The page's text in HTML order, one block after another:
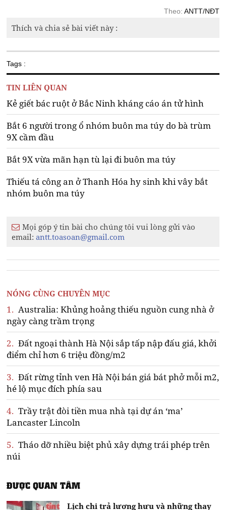
Theo: ANTT/NĐT
Thích và chia sẻ bài viết này :
Tags :
TIN LIÊN QUAN
Kẻ giết bác ruột ở Bắc Ninh kháng cáo án tử hình
Bắt 6 người trong ổ nhóm buôn ma túy do bà trùm
9X cầm đầu
Bắt 9X vừa mãn hạn tù lại đi buôn ma túy
Thiếu tá công an ở Thanh Hóa hy sinh khi vây bắt
nhóm buôn ma túy
Mọi góp ý tin bài cho chúng tôi vui lòng gửi vào
email:antt.toasoan@gmail.com
NÓNG CÙNG CHUYÊN MỤC
1. Australia: Khủng hoảng thiếu nguồn cung nhà ở
ngày càng trầm trọng
2. Đất ngoại thành Hà Nội sắp tấp nập đấu giá, khởi
điểm chỉ hơn 6 triệu đồng/m2
3. Đất rừng tỉnh ven Hà Nội bán giá bát phở mỗi m2,
hé lộ mục đích phía sau
4. Trầy trật đòi tiền mua nhà tại dự án ‘ma’
Lancaster Lincoln
5. Tháo dỡ nhiều biệt phủ xây dựng trái phép trên
núi
ĐƯỢC QUAN TÂM
Lịch chi trả lương hưu và những thay